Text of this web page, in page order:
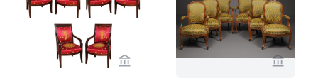
Bekijk verkoperspagina van Bekijk